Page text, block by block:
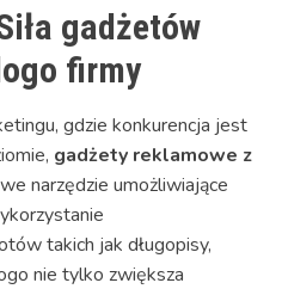
gadżetów
firmy
gdzie konkurencja jest
gadżety reklamowe z
narzędzie umożliwiające
takich jak długopisy,
nie tylko zwiększa